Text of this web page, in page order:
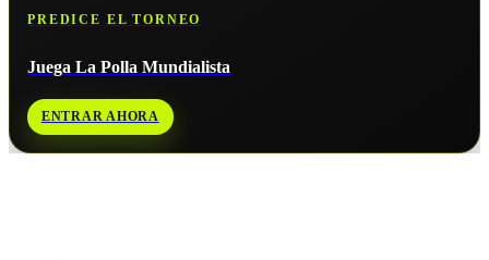
PREDICE EL TORNEO
Juega La Polla Mundialista
ENTRAR AHORA